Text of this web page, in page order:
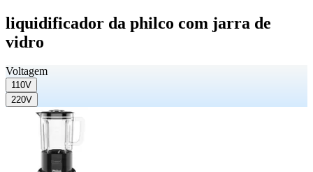
liquidificador da philco com jarra de
vidro
Voltagem
110V
220V